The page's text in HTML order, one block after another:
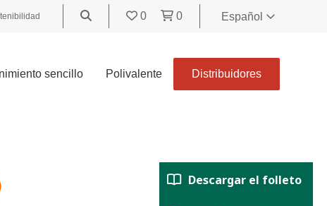
0 0
Español
United
Kingdom
Nederland
Français
sencillo Polivalente Distribuidores
Descargar el folleto